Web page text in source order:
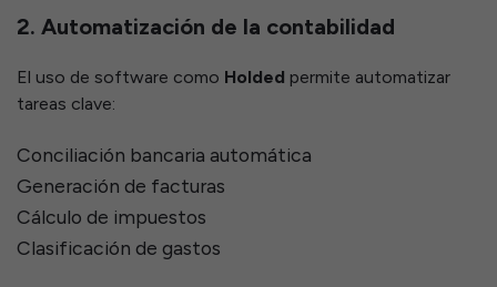
2. Automatización de la contabilidad
El uso de software como Holded permite automatizar
tareas clave:
Conciliación bancaria automática
Generación de facturas
Cálculo de impuestos
Clasificación de gastos